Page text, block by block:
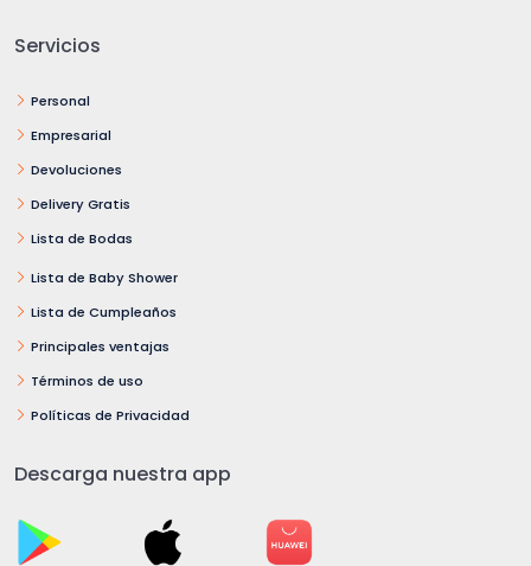
Servicios
Personal
Empresarial
Devoluciones
Delivery Gratis
Lista de Bodas
Lista de Baby Shower
Lista de Cumpleaños
Principales ventajas
Términos de uso
Políticas de Privacidad
Descarga nuestra app